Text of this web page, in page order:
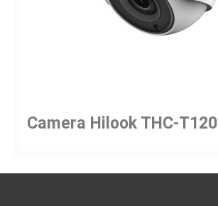
Camera Hilook THC-